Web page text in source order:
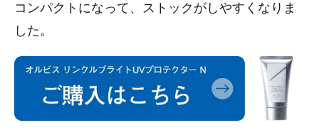
コンパクトになって、ストックがしやすくなりま
した。